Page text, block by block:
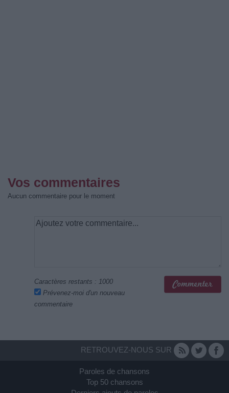
Vos commentaires
Aucun commentaire pour le moment
Caractères restants : 1000
Prévenez-moi d'un nouveau
commentaire
RETROUVEZ-NOUS SUR
Paroles de chansons
Top 50 chansons